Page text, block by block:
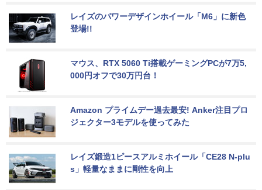
レイズのパワーデザインホイール「M6」に新色
登場!!
マウス、RTX 5060 Ti搭載ゲーミングPCが7万5,
000円オフで30万円台！
Amazon プライムデー過去最安! Anker注目プロ
ジェクター3モデルを使ってみた
レイズ鍛造1ピースアルミホイール「CE28 N-plu
s」軽量なままに剛性を向上